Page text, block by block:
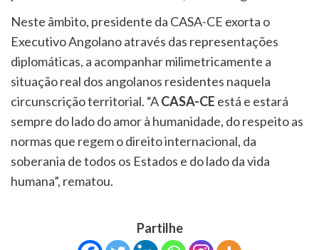
Neste âmbito, presidente da CASA-CE exorta o
Executivo Angolano através das representações
diplomáticas, a acompanhar milimetricamente a
situação real dos angolanos residentes naquela
circunscrição territorial. “ACASA-CE está e estará
sempre do lado do amor à humanidade, do respeito as
normas que regem o direito internacional, da
soberania de todos os Estados e do lado da vida
humana”, rematou.
Partilhe